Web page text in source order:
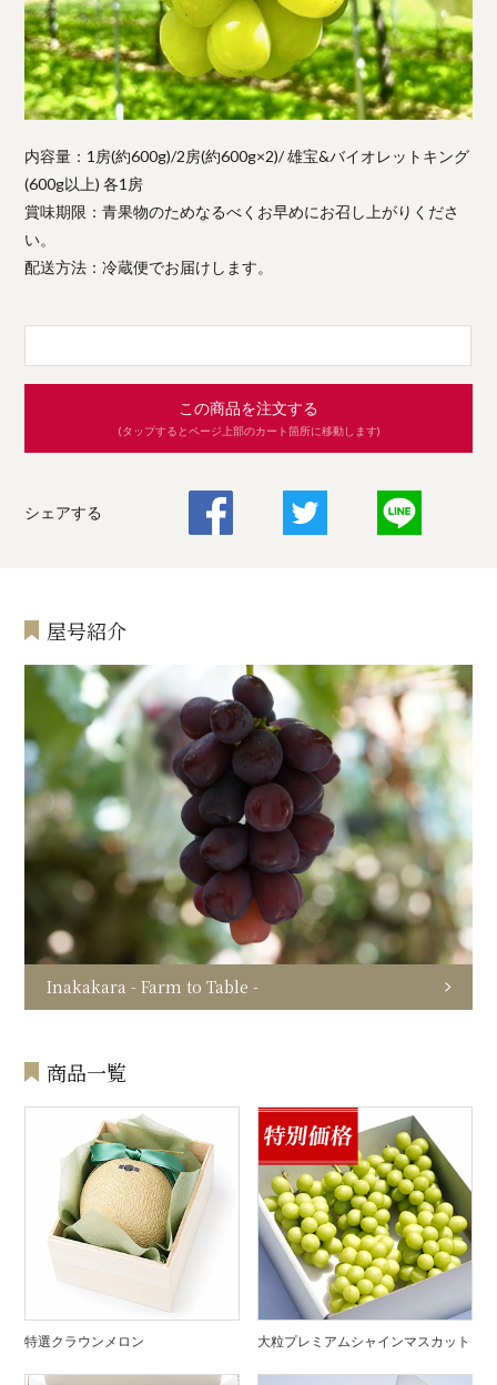
内容量：1房(約600g)/2房(約600g×2)/ 雄宝&バイオレットキング
(600g以上) 各1房
賞味期限：青果物のためなるべくお早めにお召し上がりくださ
い。
配送方法：冷蔵便でお届けします。
この商品を注文する
(タップするとページ上部のカート箇所に移動します)
シェアする
屋号紹介
Inakakara - Farm to Table -
商品一覧
特選クラウンメロン 大粒プレミアムシャインマスカット